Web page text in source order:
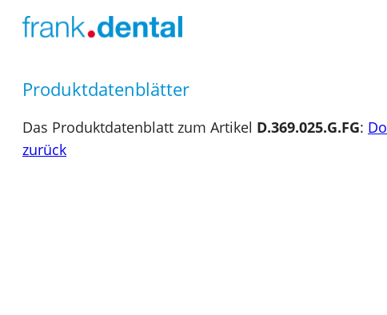
Produktdatenblätter
Das Produktdatenblatt zum Artikel D.369.025.G.FG:
zurück